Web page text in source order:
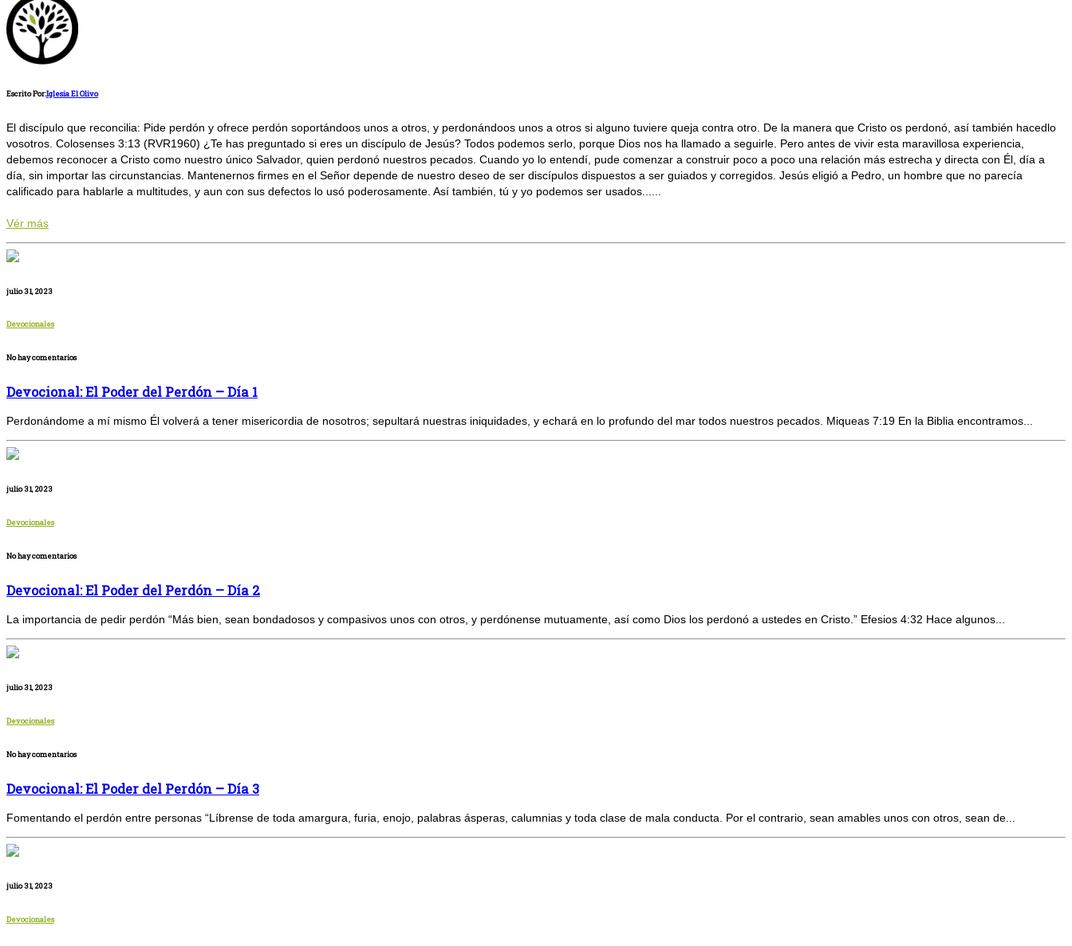
Escrito Por:Iglesia El Olivo
El discípulo que reconcilia: Pide perdón y ofrece perdón soportándoos unos a otros, y perdonándoos unos a otros si alguno tuviere queja contra otro. De la manera que Cristo os perdonó, así también hacedlo
vosotros. Colosenses 3:13 (RVR1960) ¿Te has preguntado si eres un discípulo de Jesús? Todos podemos serlo, porque Dios nos ha llamado a seguirle. Pero antes de vivir esta maravillosa experiencia,
debemos reconocer a Cristo como nuestro único Salvador, quien perdonó nuestros pecados. Cuando yo lo entendí, pude comenzar a construir poco a poco una relación más estrecha y directa con Él, día a
día, sin importar las circunstancias. Mantenernos firmes en el Señor depende de nuestro deseo de ser discípulos dispuestos a ser guiados y corregidos. Jesús eligió a Pedro, un hombre que no parecía
calificado para hablarle a multitudes, y aun con sus defectos lo usó poderosamente. Así también, tú y yo podemos ser usados......
Vér más
julio 31, 2023
Devocionales
No hay comentarios
Devocional: El Poder del Perdón – Día 1
Perdonándome a mí mismo Él volverá a tener misericordia de nosotros; sepultará nuestras iniquidades, y echará en lo profundo del mar todos nuestros pecados. Miqueas 7:19 En la Biblia encontramos...
julio 31, 2023
Devocionales
No hay comentarios
Devocional: El Poder del Perdón – Día 2
La importancia de pedir perdón “Más bien, sean bondadosos y compasivos unos con otros, y perdónense mutuamente, así como Dios los perdonó a ustedes en Cristo.” Efesios 4:32 Hace algunos...
julio 31, 2023
Devocionales
No hay comentarios
Devocional: El Poder del Perdón – Día 3
Fomentando el perdón entre personas “Líbrense de toda amargura, furia, enojo, palabras ásperas, calumnias y toda clase de mala conducta. Por el contrario, sean amables unos con otros, sean de...
julio 31, 2023
Devocionales